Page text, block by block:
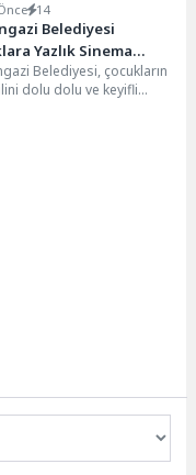
14
Belediyesi
Yazlık Sinema
Belediyesi, çocukların
dolu dolu ve keyifli